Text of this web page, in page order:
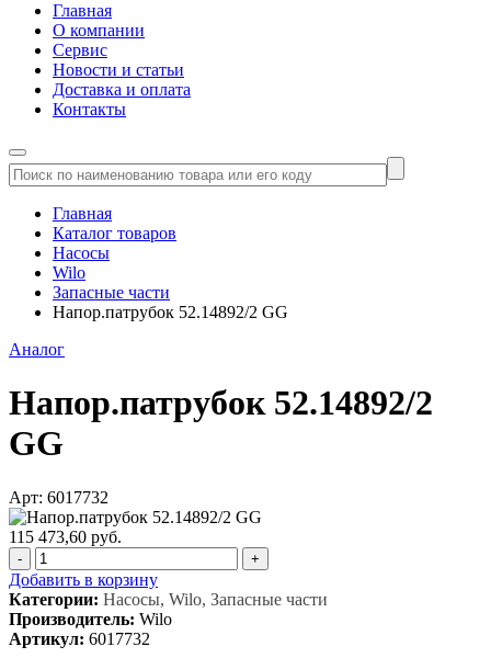
Главная
О компании
Сервис
Новости и статьи
Доставка и оплата
Контакты
Главная
Каталог товаров
Насосы
Wilo
Запасные части
Напор.патрубок 52.14892/2 GG
Аналог
Напор.патрубок 52.14892/2
GG
Арт: 6017732
115 473,60 руб.
- +
Добавить в корзину
Категории: Насосы, Wilo, Запасные части
Производитель: Wilo
Артикул: 6017732